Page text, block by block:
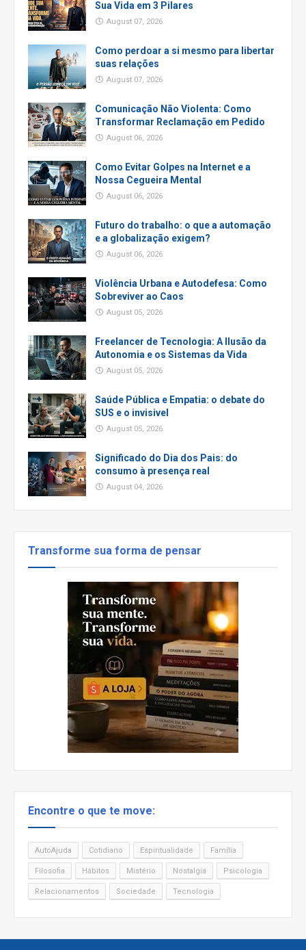
Sua Vida em 3 Pilares
August 07, 2026
Como perdoar a si mesmo para libertar
suas relações
August 07, 2026
Comunicação Não Violenta: Como
Transformar Reclamação em Pedido
August 06, 2026
Como Evitar Golpes na Internet e a
Nossa Cegueira Mental
August 06, 2026
Futuro do trabalho: o que a automação
e a globalização exigem?
August 06, 2026
Violência Urbana e Autodefesa: Como
Sobreviver ao Caos
August 05, 2026
Freelancer de Tecnologia: A Ilusão da
Autonomia e os Sistemas da Vida
August 05, 2026
Saúde Pública e Empatia: o debate do
SUS e o invisivel
August 05, 2026
Significado do Dia dos Pais: do
consumo à presença real
August 04, 2026
Transforme sua forma de pensar
Encontre o que te move:
AutoAjuda Cotidiano Espiritualidade Família
Filosofia Hábitos Mistério Nostalgia Psicologia
Relacionamentos Sociedade Tecnologia